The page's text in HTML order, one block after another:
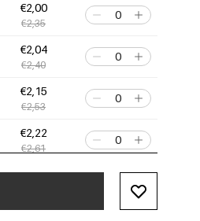
€2,00
€2,35
€2,04
€2,40
€2,15
€2,53
€2,22
€2,61
€1,70